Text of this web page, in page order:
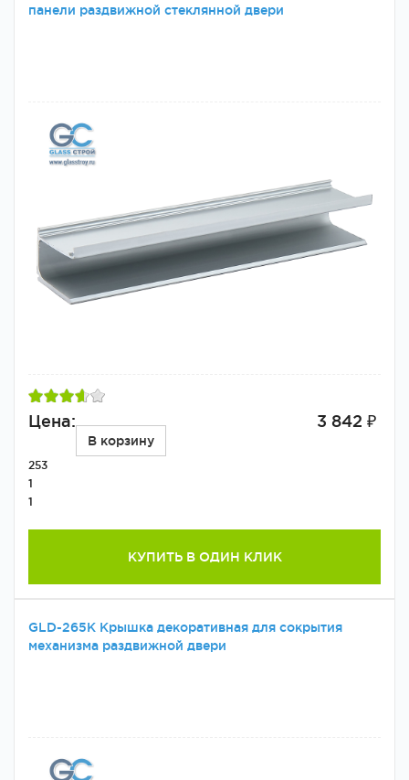
панели раздвижной стеклянной двери
Цена: 3 842 ₽
В корзину
253
1
1
КУПИТЬ В ОДИН КЛИК
GLD-265K Крышка декоративная для сокрытия
механизма раздвижной двери